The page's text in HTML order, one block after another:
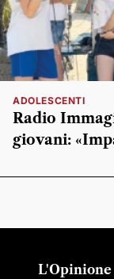
ADOLESCENTI
Radio
giovani:
L'Opinione